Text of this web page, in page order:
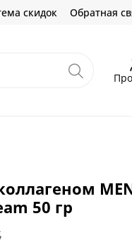
скидок Обратная
50 гр